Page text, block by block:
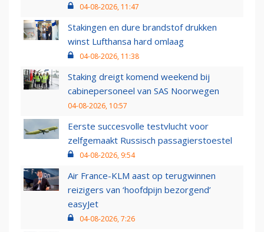
04-08-2026, 11:47
Stakingen en dure brandstof drukken
winst Lufthansa hard omlaag
04-08-2026, 11:38
Staking dreigt komend weekend bij
cabinepersoneel van SAS Noorwegen
04-08-2026, 10:57
Eerste succesvolle testvlucht voor
zelfgemaakt Russisch passagierstoestel
04-08-2026, 9:54
Air France-KLM aast op terugwinnen
reizigers van ‘hoofdpijn bezorgend’
easyJet
04-08-2026, 7:26